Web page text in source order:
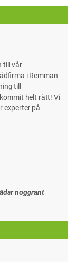
till vår
i Remman
till
helt rätt! Vi
experter på
noggrant